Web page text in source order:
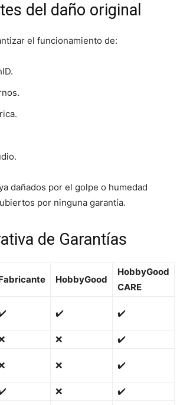
del daño original
el funcionamiento de:
dañados por el golpe o humedad
por ninguna garantía.
de Garantías
HobbyGood
HobbyGood
CARE
✔️ ✔️
❌
✔️
❌ ✔️
❌
✔️